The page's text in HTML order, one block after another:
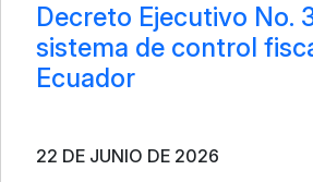
Decreto Ejecutivo No.
sistema de control
Ecuador
22 DE JUNIO DE 2026